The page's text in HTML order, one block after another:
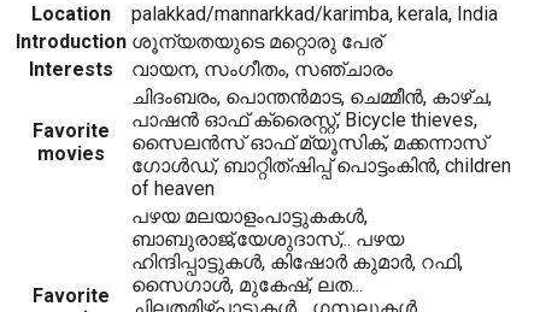
Location
palakkad/mannarkkad/karimba, kerala, India
Introduction ശൂന്യതയുടെ മറ്റൊരു പേര്‌
Interests
വായന, സംഗീതം, സഞ്ചാരം
Favorite
movies
ചിദംബരം, പൊന്തന്‍മാട, ചെമ്മീന്‍, കാഴ്ച,
പാഷന്‍ ഓഫ്‌ ക്രൈസ്റ്റ്‌, Bicycle thieves,
സൈലന്‍സ്‌ ഓഫ്‌ മ്യൂസിക്‌, മക്കന്നാസ്‌
ഗോള്‍ഡ്‌, ബാറ്റിത്ഷിപ്പ്‌ പൊട്ടംകിന്‍, children
of heaven
Favorite
പഴയ മലയാളംപാട്ടുകകള്‍,
ബാബുരാജ്‌,യേശുദാസ്‌,.. പഴയ
ഹിന്ദിപ്പാട്ടുകള്‍, കിഷോര്‍ കുമാര്‍, റഫി,
സൈഗാള്‍, മുകേഷ്‌, ലത...
ചിലതമിഴ്പാട്ടുകള്‍... ഗസലുകള്‍,